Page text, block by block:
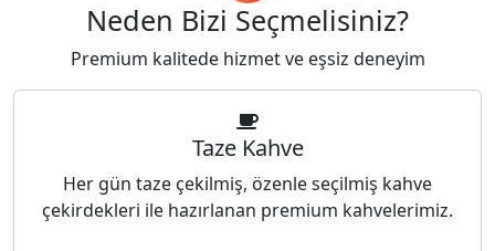
Neden Bizi Seçmelisiniz?
Premium kalitede hizmet ve eşsiz deneyim
Taze Kahve
Her gün taze çekilmiş, özenle seçilmiş kahve
çekirdekleri ile hazırlanan premium kahvelerimiz.